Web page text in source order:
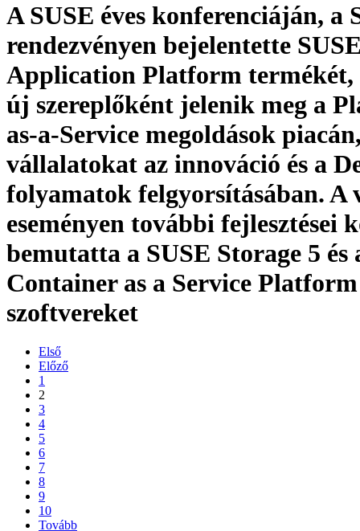
A SUSE éves konferenciáján, a
rendezvényen bejelentette
Application Platform termékét,
új szereplőként jelenik meg a
as-a-Service megoldások
vállalatokat az innováció és a
folyamatok felgyorsításában. A
eseményen további fejlesztései
bemutatta a SUSE Storage 5 és
Container as a Service
szoftvereket
Első
Előző
1
2
3
4
5
6
7
8
9
10
Tovább